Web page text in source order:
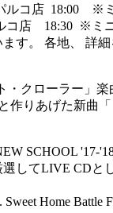
ルコ店 18:00 ※
コ店 18:30 ※ミ
す。 各地、 詳
クローラー」楽
作りあげた新曲
SCHOOL '17-
してLIVE CDと
Home